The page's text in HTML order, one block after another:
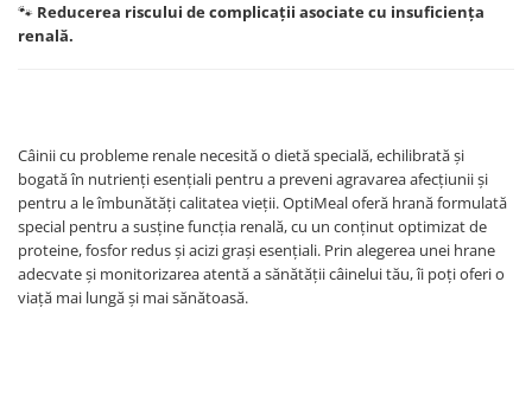
🐾 Reducerea riscului de complicații asociate cu insuficiența
renală.
Câinii cu probleme renale necesită o dietă specială, echilibrată și
bogată în nutrienți esențiali pentru a preveni agravarea afecțiunii și
pentru a le îmbunătăți calitatea vieții. OptiMeal oferă hrană formulată
special pentru a susține funcția renală, cu un conținut optimizat de
proteine, fosfor redus și acizi grași esențiali. Prin alegerea unei hrane
adecvate și monitorizarea atentă a sănătății câinelui tău, îi poți oferi o
viață mai lungă și mai sănătoasă.